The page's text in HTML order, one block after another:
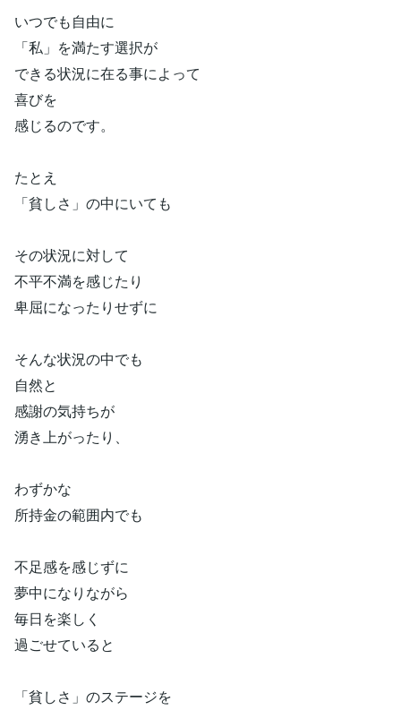
いつでも自由に
「私」を満たす選択が
できる状況に在る事によって
喜びを
感じるのです。
たとえ
「貧しさ」の中にいても
その状況に対して
不平不満を感じたり
卑屈になったりせずに
そんな状況の中でも
自然と
感謝の気持ちが
湧き上がったり、
わずかな
所持金の範囲内でも
不足感を感じずに
夢中になりながら
毎日を楽しく
過ごせていると
「貧しさ」のステージを